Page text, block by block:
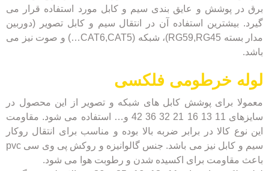
برق در پوشش و عایق بندی سیم و کابل مورد استفاده قرار می
گیرد. بیشترین استفاده آن در انتقال سیم و کابل تصویر (دوربین
مدار بسته RG59,RG45)، شبکه (CAT6,CAT5…) و صوت نیز می
باشد.
لوله خرطومی فلکسی
معمولا برای پوشش کابل های شبکه و تصویر از این محصول در
سایزهای 11 13 16 21 32 36 42 و… استفاده می شود. مقاومت
این نوع کالا در برابر ضربه بالا بوده و مناسب برای انتقال روکار
سیم و کابل نیز می باشد. جنس گالوانیزه و روکش پی وی سی pvc
باعث مقاومت برای اکسیده شدن و رطوبت هوا می شود.